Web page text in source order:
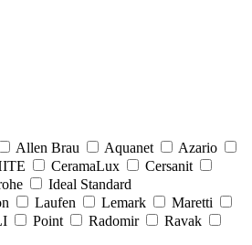
Allen Brau Aquanet
Azario
CeramaLux
Cersanit
Ideal Standard
Laufen Lemark
Maretti
Point Radomir
Ravak